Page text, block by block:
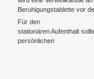
Beruhigungstablette vor
Für den
stationären Aufenthalt
persönlichen